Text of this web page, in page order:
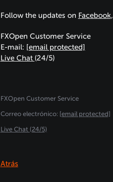
Follow the updates on Facebook,
FXOpen Customer Service
E-mail: [email protected]
Live Chat (24/5)
FXOpen Customer Service
Сorreo electrónico: [email protected]
Live Chat (24/5)
Atrás